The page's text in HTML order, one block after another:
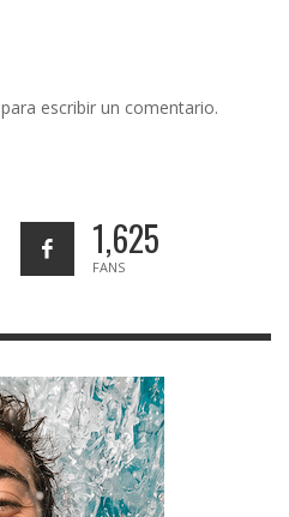
para escribir un comentario.
1,625
FANS